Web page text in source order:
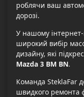
роблячи ваш
дорозі.
У нашому інтернет-
широкий вибір
дизайну, які
Mazda 3 BM BN.
Команда SteklaFar
швидкого ремонта